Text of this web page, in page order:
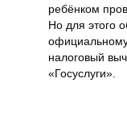
ребёнком
Но для этого
налоговый
«Госуслуги».